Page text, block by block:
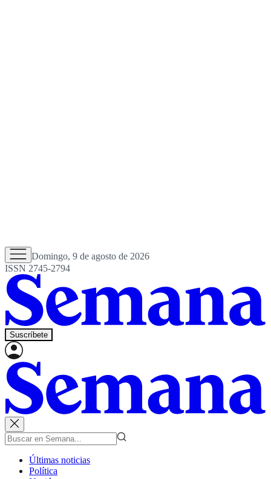
Domingo, 9 de agosto de 2026
ISSN 2745-2794
Suscríbete
Últimas noticias
Política